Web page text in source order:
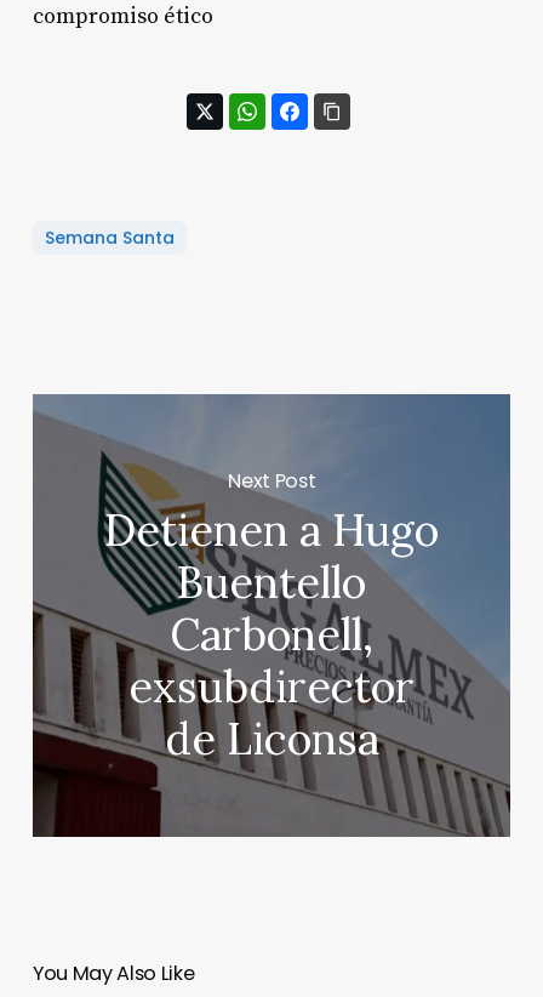
compromiso ético
Semana Santa
Next Post
Detienen a Hugo
Buentello
Carbonell,
exsubdirector
de Liconsa
You May Also Like